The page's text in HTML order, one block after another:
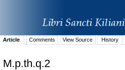
Article Comments View Source History
M.p.th.q.2